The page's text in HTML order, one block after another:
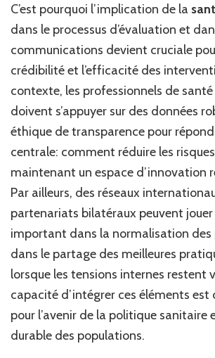
C’est pourquoi l’implication de la
dans le processus d’évaluation et
communications devient cruciale
crédibilité et l’efficacité des
contexte, les professionnels de
doivent s’appuyer sur des données
éthique de transparence pour
centrale: comment réduire les
maintenant un espace d’innovation
Par ailleurs, des réseaux
partenariats bilatéraux peuvent jouer
important dans la normalisation des
dans le partage des meilleures
lorsque les tensions internes restent
capacité d’intégrer ces éléments
pour l’avenir de la politique sanitaire
durable des populations.